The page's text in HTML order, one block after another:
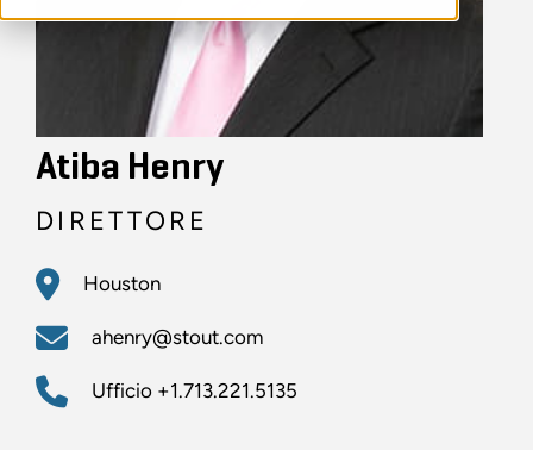
Atiba Henry
DIRETTORE
Houston
ahenry@stout.com
Ufficio +1.713.221.5135